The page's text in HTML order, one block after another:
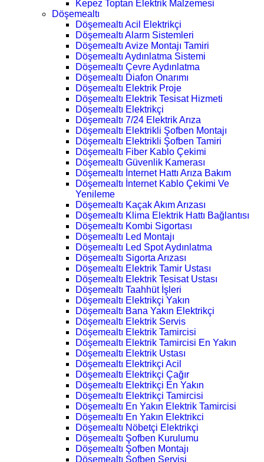
Kepez Toptan Elektrik Malzemesi
Döşemealtı
Döşemealtı Acil Elektrikçi
Döşemealtı Alarm Sistemleri
Döşemealtı Avize Montajı Tamiri
Döşemealtı Aydınlatma Sistemi
Döşemealtı Çevre Aydınlatma
Döşemealtı Diafon Onarımı
Döşemealtı Elektrik Proje
Döşemealtı Elektrik Tesisat Hizmeti
Döşemealtı Elektrikçi
Döşemealtı 7/24 Elektrik Arıza
Döşemealtı Elektrikli Şofben Montajı
Döşemealtı Elektrikli Şofben Tamiri
Döşemealtı Fiber Kablo Çekimi
Döşemealtı Güvenlik Kamerası
Döşemealtı İnternet Hattı Arıza Bakım
Döşemealtı İnternet Kablo Çekimi Ve
Yenileme
Döşemealtı Kaçak Akım Arızası
Döşemealtı Klima Elektrik Hattı Bağlantısı
Döşemealtı Kombi Sigortası
Döşemealtı Led Montajı
Döşemealtı Led Spot Aydınlatma
Döşemealtı Sigorta Arızası
Döşemealtı Elektrik Tamir Ustası
Döşemealtı Elektrik Tesisat Ustası
Döşemealtı Taahhüt İşleri
Döşemealtı Elektrikçi Yakın
Döşemealtı Bana Yakın Elektrikçi
Döşemealtı Elektrik Servis
Döşemealtı Elektrik Tamircisi
Döşemealtı Elektrik Tamircisi En Yakın
Döşemealtı Elektrik Ustası
Döşemealtı Elektrikçi Acil
Döşemealtı Elektrikçi Çağır
Döşemealtı Elektrikçi En Yakın
Döşemealtı Elektrikçi Tamircisi
Döşemealtı En Yakın Elektrik Tamircisi
Döşemealtı En Yakın Elektrikci
Döşemealtı Nöbetçi Elektrikçi
Döşemealtı Şofben Kurulumu
Döşemealtı Şofben Montajı
Döşemealtı Şofben Servisi